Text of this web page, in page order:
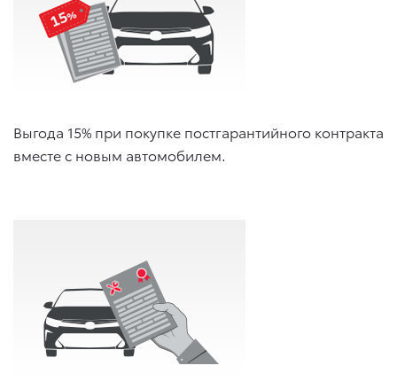
Выгода 15% при покупке постгарантийного контракта
вместе с новым автомобилем.